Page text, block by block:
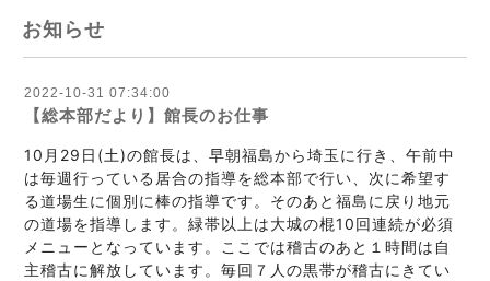
お知らせ
2022-10-31 07:34:00
【総本部だより】館長のお仕事
10月29日 (土)の館長は、早朝福島から埼玉に行き、午前中
は毎週行っている居合の指導を総本部で行い、次に希望す
る道場生に個別に棒の指導です。そのあと福島に戻り地元
の道場を指導します。緑帯以上は大城の棍10回連続が必須
メニューとなっています。ここでは稽古のあと１時間は自
主稽古に解放しています。毎回７人の黒帯が稽古にきてい